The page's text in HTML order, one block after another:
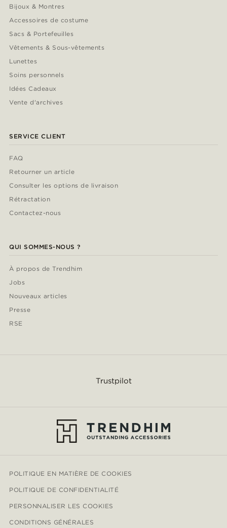
Bijoux & Montres
Accessoires de costume
Sacs & Portefeuilles
Vêtements & Sous-vêtements
Lunettes
Soins personnels
Idées Cadeaux
Vente d'archives
SERVICE CLIENT
FAQ
Retourner un article
Consulter les options de livraison
Rétractation
Contactez-nous
QUI SOMMES-NOUS ?
À propos de Trendhim
Jobs
Nouveaux articles
Presse
RSE
Trustpilot
POLITIQUE EN MATIÈRE DE COOKIES
POLITIQUE DE CONFIDENTIALITÉ
PERSONNALISER LES COOKIES
CONDITIONS GÉNÉRALES